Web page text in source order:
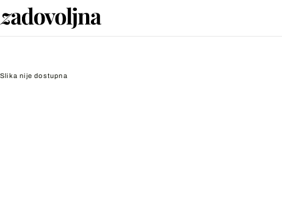
Slika nije dostupna